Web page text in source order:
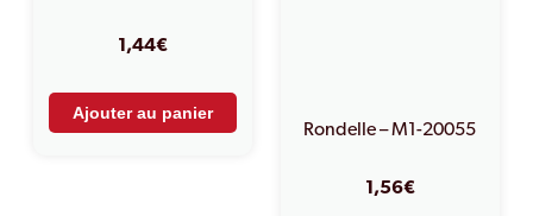
1,44€
Ajouter au panier
Rondelle – M1-20055
1,56€